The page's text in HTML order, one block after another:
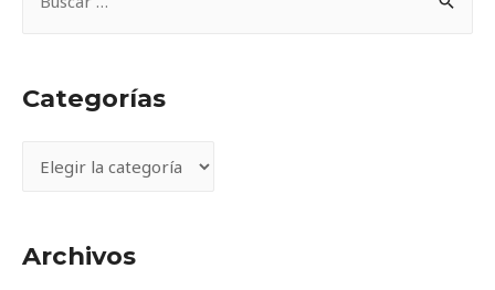
Categorías
Archivos